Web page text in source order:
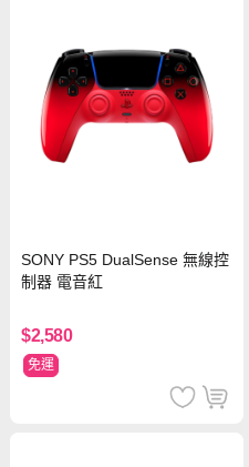
SONY PS5 DualSense 無線控
制器 電音紅
$2,580
免運